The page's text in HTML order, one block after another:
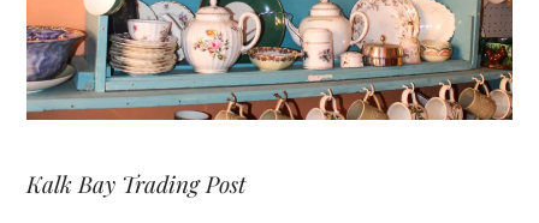
Kalk Bay Trading Post